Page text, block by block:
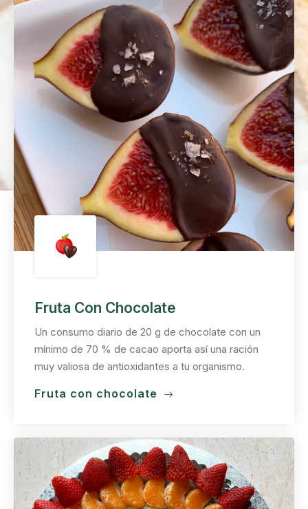
Fruta Con Chocolate
Un consumo diario de 20 g de chocolate con un
mínimo de 70 % de cacao aporta así una ración
muy valiosa de antioxidantes a tu organismo.
Fruta con chocolate